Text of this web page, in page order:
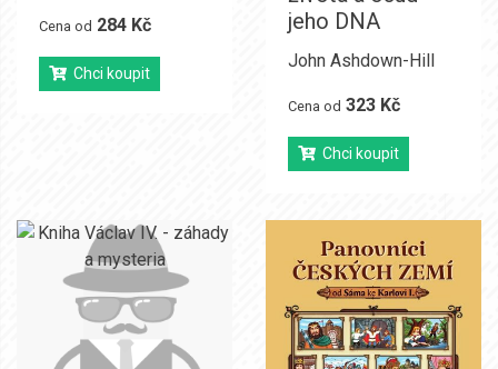
Cena od 284 Kč
Chci koupit
jeho DNA
John Ashdown-Hill
Cena od 323 Kč
Chci koupit